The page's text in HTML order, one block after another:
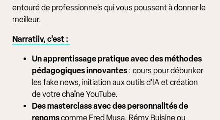
entouré de professionnels qui vous poussent à donner le
meilleur.
Narratiiv, c’est :
Un apprentissage pratique avec des méthodes
pédagogiques innovantes : cours pour débunker
les fake news, initiation aux outils d’IA et création
de votre chaîne YouTube.
Des masterclass avec des personnalités de
renomscomme Fred Musa, Rémy Buisine ou